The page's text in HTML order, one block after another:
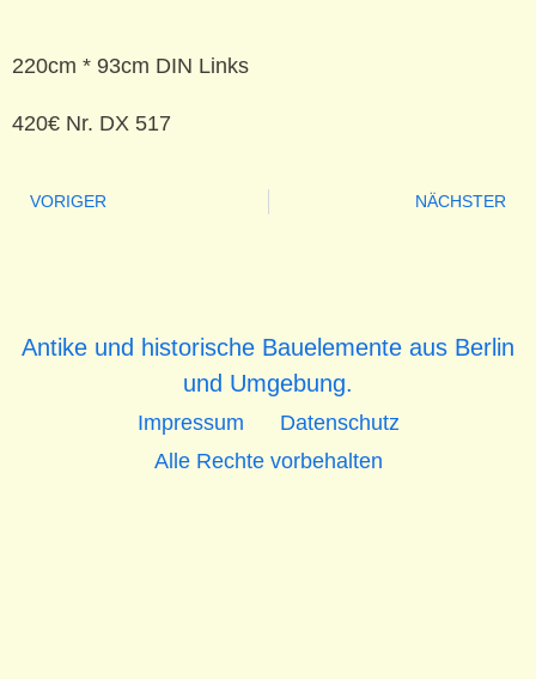
220cm * 93cm DIN Links
420€ Nr. DX 517
VORIGER NÄCHSTER
Antike und historische Bauelemente aus Berlin
und Umgebung.
Impressum
Datenschutz
Alle Rechte vorbehalten